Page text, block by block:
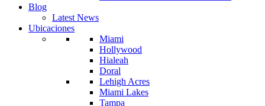
Blog
Latest News
Ubicaciones
Miami
Hollywood
Hialeah
Doral
Lehigh Acres
Miami Lakes
Tampa